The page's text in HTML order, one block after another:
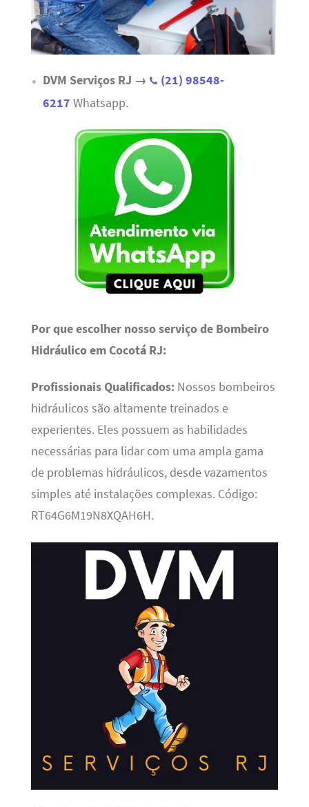
DVM Serviços RJ →
(21) 98548-
6217 Whatsapp.
Por que escolher nosso serviço de Bombeiro
Hidráulico em Cocotá RJ:
Profissionais Qualificados:Nossos bombeiros
hidráulicos são altamente treinados e
experientes. Eles possuem as habilidades
necessárias para lidar com uma ampla gama
de problemas hidráulicos, desde vazamentos
simples até instalações complexas. Código:
RT64G6M19N8XQAH6H.